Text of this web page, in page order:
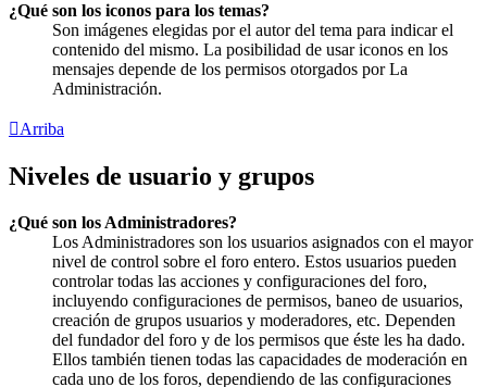
¿Qué son los iconos para los temas?
Son imágenes elegidas por el autor del tema para indicar el
contenido del mismo. La posibilidad de usar iconos en los
mensajes depende de los permisos otorgados por La
Administración.
Arriba
Niveles de usuario y grupos
¿Qué son los Administradores?
Los Administradores son los usuarios asignados con el mayor
nivel de control sobre el foro entero. Estos usuarios pueden
controlar todas las acciones y configuraciones del foro,
incluyendo configuraciones de permisos, baneo de usuarios,
creación de grupos usuarios y moderadores, etc. Dependen
del fundador del foro y de los permisos que éste les ha dado.
Ellos también tienen todas las capacidades de moderación en
cada uno de los foros, dependiendo de las configuraciones